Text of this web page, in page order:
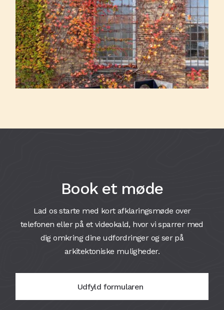
Book et møde
Lad os starte med kort afklaringsmøde over
telefonen eller på et videokald, hvor vi sparrer med
dig omkring dine udfordringer og ser på
arkitektoniske muligheder.
Udfyld formularen